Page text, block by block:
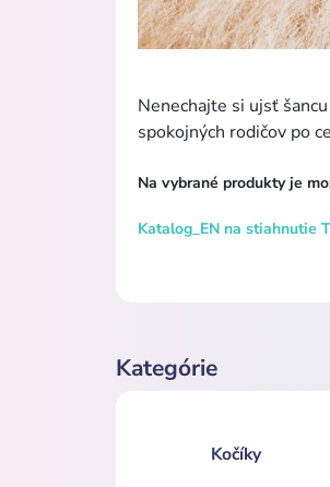
Nenechajte si ujsť
spokojných rodičov po
Na vybrané produkty je
Katalog_EN na stiahnutie
Kategórie
Kočíky